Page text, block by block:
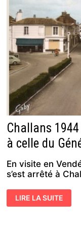
PATIS » ?
Challans
à celle du
En visite en
s’est arrêté à
CHALLANS
1944 –
LIRE LA SUITE